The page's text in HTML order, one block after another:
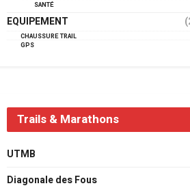
SANTÉ
EQUIPEMENT
CHAUSSURE TRAIL
GPS
Trails & Marathons
UTMB
Diagonale des Fous